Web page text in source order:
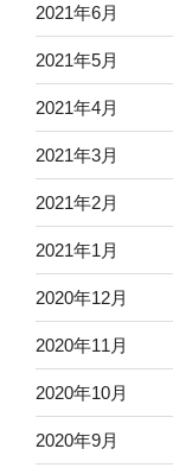
2021年6月
2021年5月
2021年4月
2021年3月
2021年2月
2021年1月
2020年12月
2020年11月
2020年10月
2020年9月